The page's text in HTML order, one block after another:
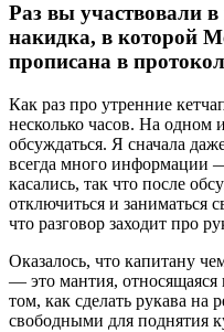
Раз вы участвовали
накидка, в которой
прописана в
Как раз про утренние
несколько часов. На одном
обсуждаться. Я сначала
всегда много информации
касались, так что после
отключиться и заниматься
что разговор заходит про
Оказалось, что капитану
— это мантия, относящаяся
том, как сделать рукава на
свободными для поднятия